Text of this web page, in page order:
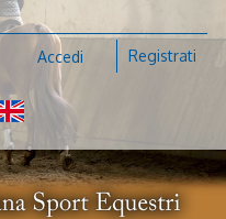
Accedi Registrati